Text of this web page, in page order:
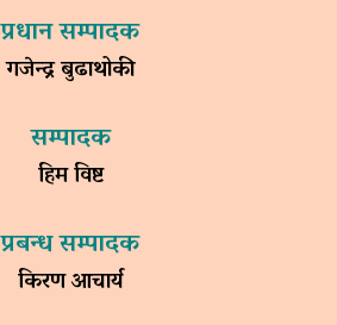
प्रधान सम्पादक
गजेन्द्र बुढाथोकी
सम्पादक
हिम विष्ट
प्रबन्ध सम्पादक
किरण आचार्य